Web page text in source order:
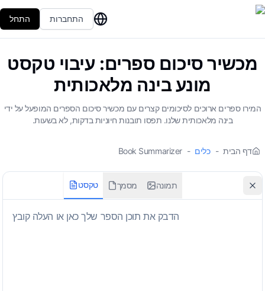
התחברות התחל
מכשיר סיכום ספרים: עיבוי טקסט
מונע בינה מלאכותית
המירו ספרים ארוכים לסיכומים קצרים עם מכשיר סיכום הספרים המופעל על ידי
בינה מלאכותית שלנו. תפסו תובנות חיוניות בדקות, לא בשעות.
דף הבית - כלים -
Book Summarizer
טקסט מסמך תמונה